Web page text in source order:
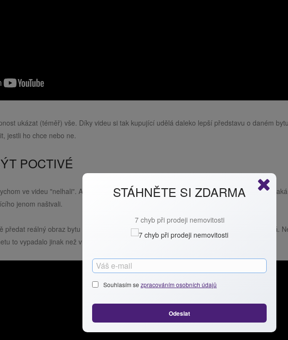
ukázat (téměř) vše. Díky videu si tak kupující udělá daleko lepší představu o daném
jestli ho chce nebo ne.
POCTIVÉ
ve videu "nelhali". Abychom nemovitost neukazovali takzvaně v lepším světle, než
jenom naštvali.
předat reálný obraz bytu nebo domu. Kupující pak přijde na prohlídku a už ví, co ho čeká.
to vypadalo jinak než v reálu.
STÁHNĚTE SI ZDARMA
7 chyb při prodeji nemovitosti
Souhlasím se zpracováním osobních údajů
Odeslat